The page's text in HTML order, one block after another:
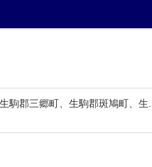
駒郡三郷町、生駒郡斑鳩町、生...